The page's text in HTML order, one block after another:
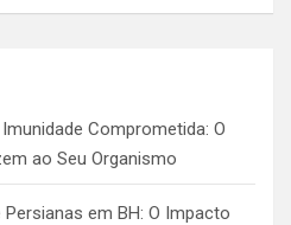
Comprometida: O
ao Seu Organismo
em BH: O Impacto